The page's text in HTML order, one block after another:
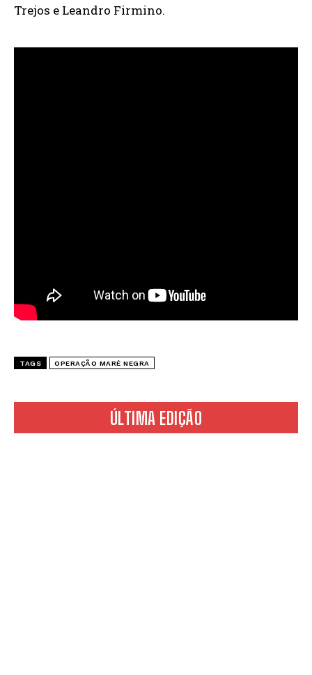
ÚLTIMA EDIÇÃO
Trejos e Leandro Firmino.
TAGS OPERAÇÃO MARÉ NEGRA